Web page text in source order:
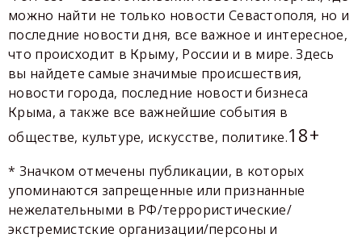
можно найти не только новости Севастополя, но и
последние новости дня, все важное и интересное,
что происходит в Крыму, России и в мире. Здесь
вы найдете самые значимые происшествия,
новости города, последние новости бизнеса
Крыма, а также все важнейшие события в
обществе, культуре, искусстве, политике.18+
* Значком отмечены публикации, в которых
упоминаются запрещенные или признанные
нежелательными в РФ/террористические/
экстремистские организации/персоны и